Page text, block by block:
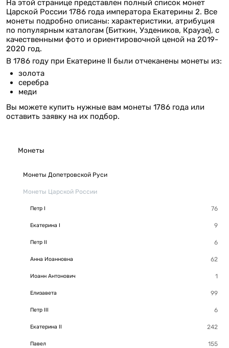
Монеты
Монеты Допетровской Руси
Монеты Царской России
Петр I
Екатерина I
Петр II
Анна Иоанновна
Иоанн Антонович
Елизавета
Петр III
Екатерина II
Павел
На этой странице представлен полный список монет
Царской России 1786 года императора Екатерины 2. Все
монеты подробно описаны: характеристики, атрибуция
по популярным каталогам (Биткин, Уздеников, Краузе), с
качественными фото и ориентировочной ценой на 2019-
2020 год.
В 1786 году при Екатерине II были отчеканены монеты из:
золота
серебра
меди
Вы можете купить нужные вам монеты 1786 года или
оставить заявку на их подбор.